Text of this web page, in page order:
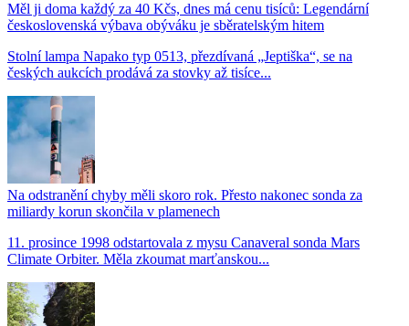
Měl ji doma každý za 40 Kčs, dnes má cenu tisíců: Legendární
československá výbava obýváku je sběratelským hitem
Stolní lampa Napako typ 0513, přezdívaná „Jeptiška“, se na
českých aukcích prodává za stovky až tisíce...
Na odstranění chyby měli skoro rok. Přesto nakonec sonda za
miliardy korun skončila v plamenech
11. prosince 1998 odstartovala z mysu Canaveral sonda Mars
Climate Orbiter. Měla zkoumat marťanskou...